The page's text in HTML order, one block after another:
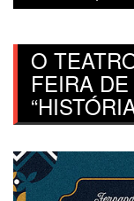
O
FEIRA